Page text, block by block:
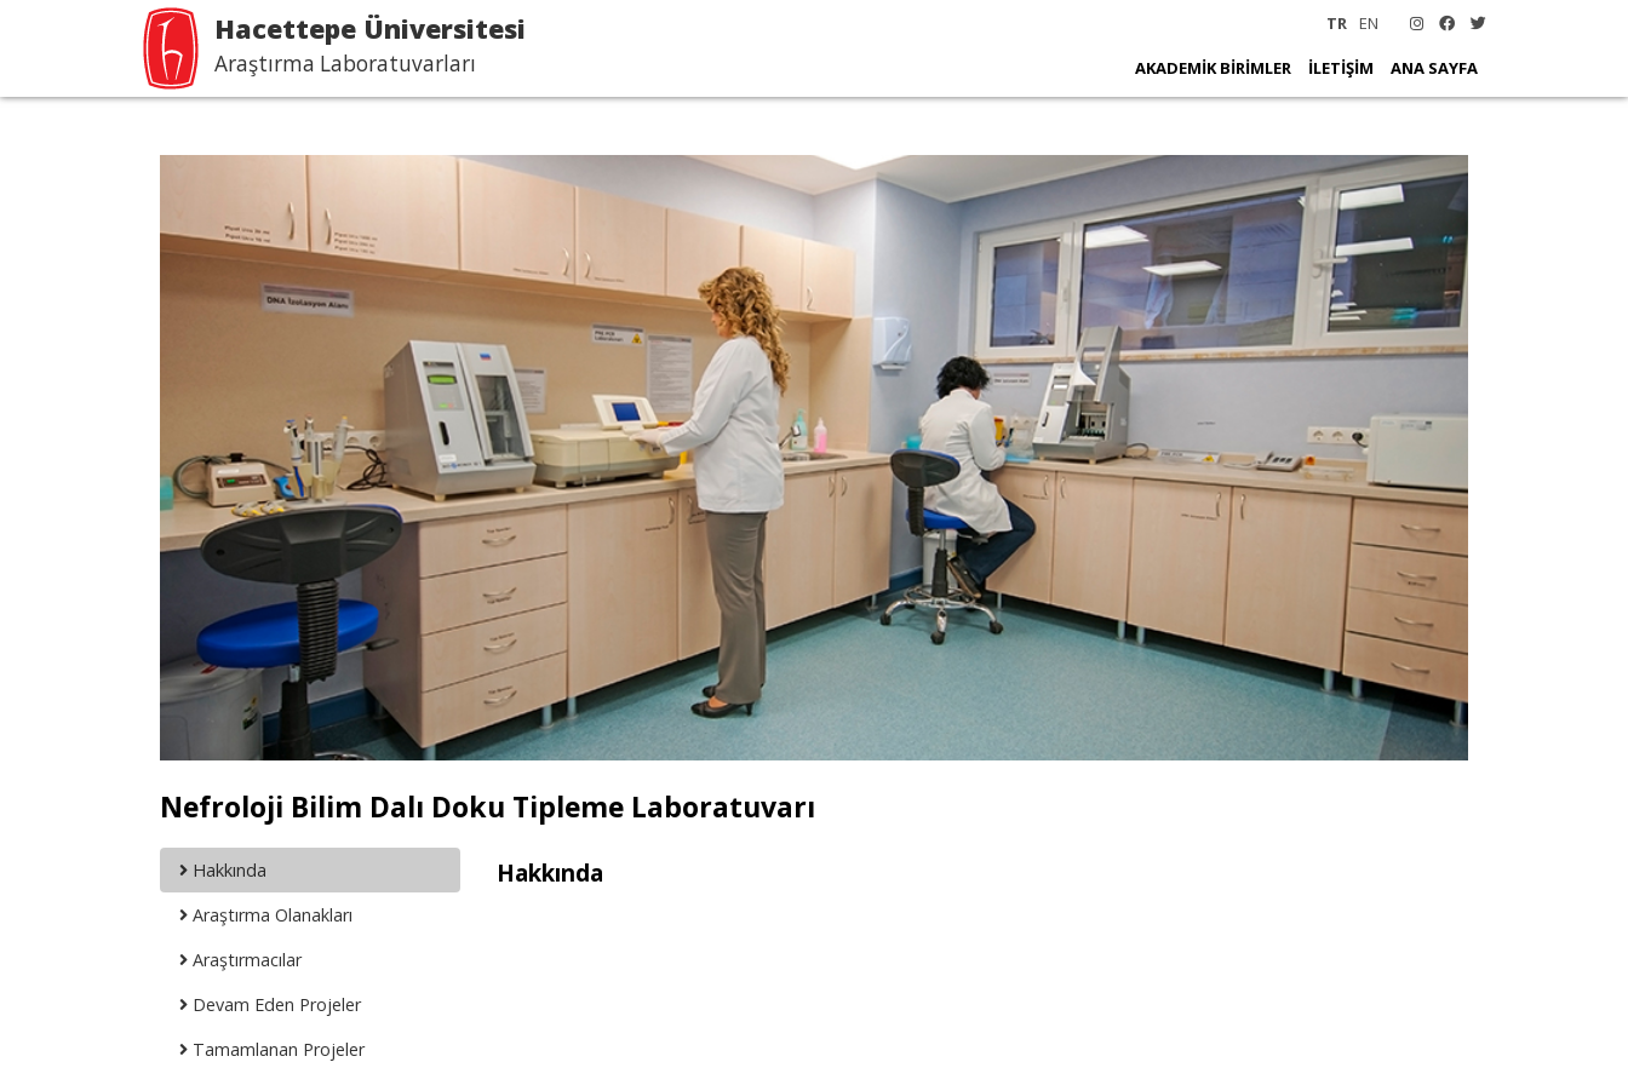
Hacettepe Üniversitesi
Araştırma Laboratuvarları
TR EN
AKADEMİK BİRİMLER İLETİŞİM ANA SAYFA
Nefroloji Bilim Dalı Doku Tipleme Laboratuvarı
Hakkında
Araştırma Olanakları
Araştırmacılar
Devam Eden Projeler
Tamamlanan Projeler
Hakkında